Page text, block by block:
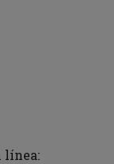
línea: